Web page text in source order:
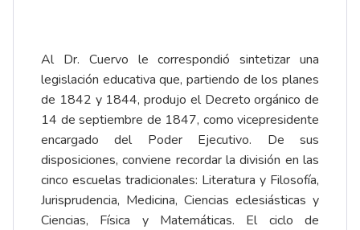
Al Dr. Cuervo le correspondió sintetizar una
legislación educativa que, partiendo de los planes
de 1842 y 1844, produjo el Decreto orgánico de
14 de septiembre de 1847, como vicepresidente
encargado del Poder Ejecutivo. De sus
disposiciones, conviene recordar la división en las
cinco escuelas tradicionales: Literatura y Filosofía,
Jurisprudencia, Medicina, Ciencias eclesiásticas y
Ciencias, Física y Matemáticas. El ciclo de